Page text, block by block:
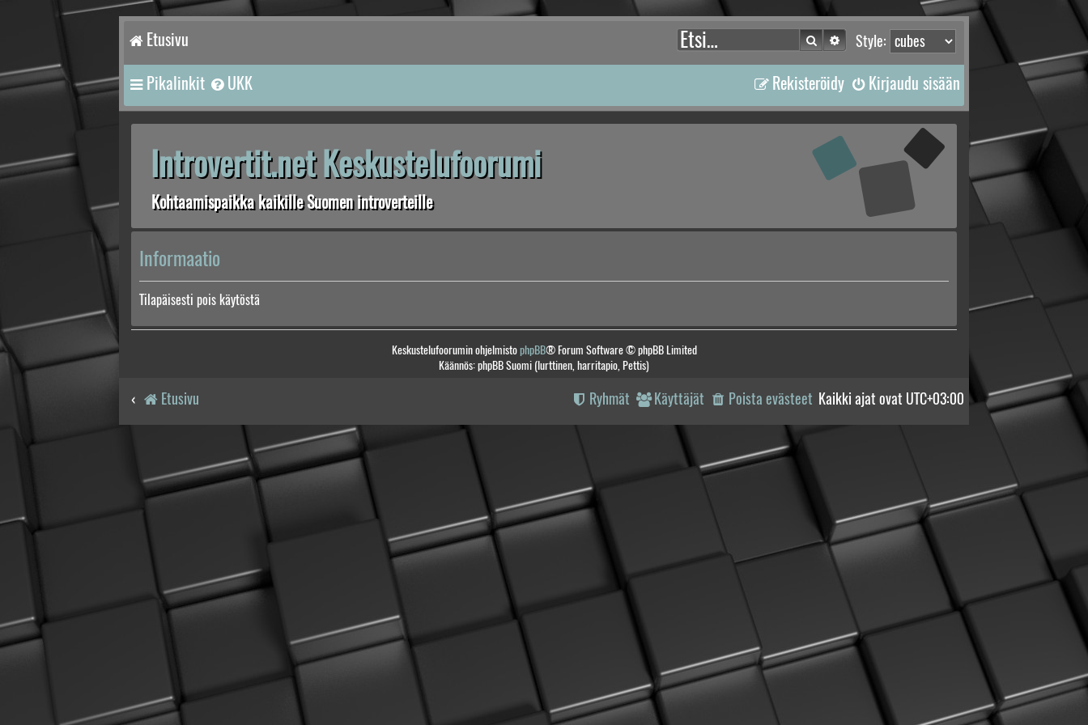
Etusivu Style:
Etsi Tarkennettu haku
Pikalinkit UKK Kirjaudu sisään
Rekisteröidy
Introvertit.net Keskustelufoorumi
Kohtaamispaikka kaikille Suomen introverteille
Informaatio
Tilapäisesti pois käytöstä
Keskustelufoorumin ohjelmistophpBB® Forum Software © phpBB Limited
Käännös: phpBB Suomi (lurttinen, harritapio, Pettis)
Etusivu Kaikki ajat ovat UTC+03:00
Poista evästeet
Käyttäjät
Ryhmät